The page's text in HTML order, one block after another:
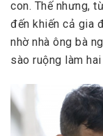
con. Thế nhưng,
đến khiến cả gia
nhờ nhà ông bà
sào ruộng làm